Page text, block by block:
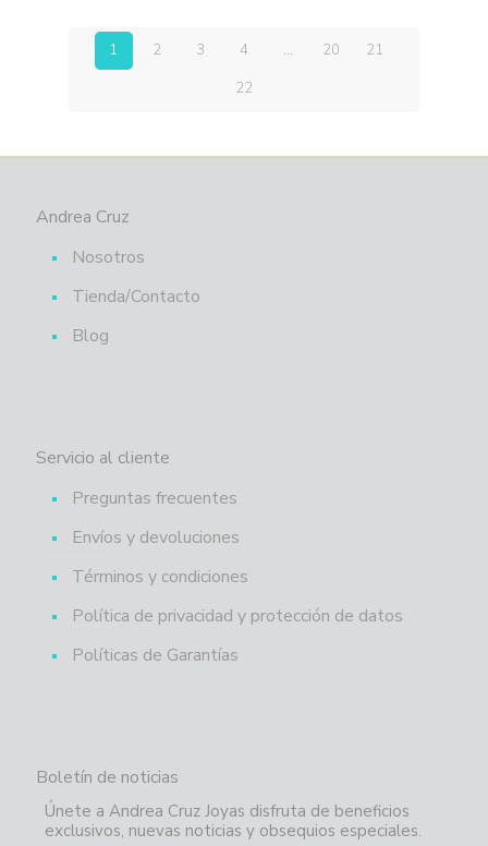
1 2 3 4 … 20
21
22
Andrea Cruz
Nosotros
Tienda/Contacto
Blog
Servicio al cliente
Preguntas frecuentes
Envíos y devoluciones
Términos y condiciones
Política de privacidad y protección de datos
Políticas de Garantías
Boletín de noticias
Únete a Andrea Cruz Joyas disfruta de beneficios
exclusivos, nuevas noticias y obsequios especiales.